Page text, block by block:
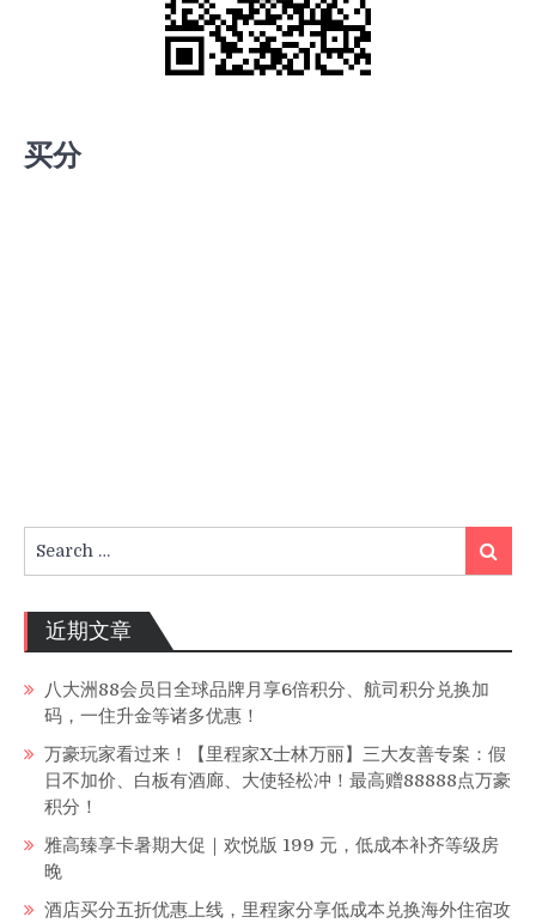
买分
for:
Search
近期文章
八大洲88会员日全球品牌月享6倍积分、航司积分兑换加
码，一住升金等诸多优惠！
万豪玩家看过来！【里程家X士林万丽】三大友善专案：假
日不加价、白板有酒廊、大使轻松冲！最高赠88888点万豪
积分！
雅高臻享卡暑期大促｜欢悦版 199 元，低成本补齐等级房
晚
酒店买分五折优惠上线，里程家分享低成本兑换海外住宿攻